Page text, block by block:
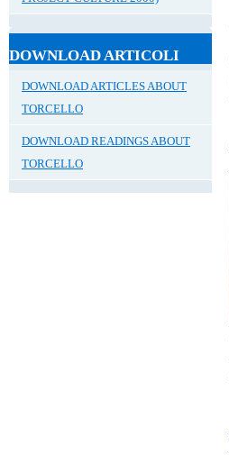
DOWNLOAD ARTICOLI
DOWNLOAD ARTICLES ABOUT
TORCELLO
DOWNLOAD READINGS ABOUT
TORCELLO